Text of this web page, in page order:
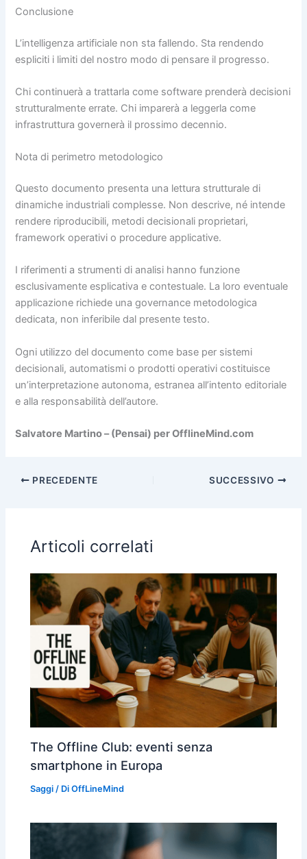
Conclusione
L’intelligenza artificiale non sta fallendo. Sta rendendo
espliciti i limiti del nostro modo di pensare il progresso.
Chi continuerà a trattarla come software prenderà decisioni
strutturalmente errate. Chi imparerà a leggerla come
infrastruttura governerà il prossimo decennio.
Nota di perimetro metodologico
Questo documento presenta una lettura strutturale di
dinamiche industriali complesse. Non descrive, né intende
rendere riproducibili, metodi decisionali proprietari,
framework operativi o procedure applicative.
I riferimenti a strumenti di analisi hanno funzione
esclusivamente esplicativa e contestuale. La loro eventuale
applicazione richiede una governance metodologica
dedicata, non inferibile dal presente testo.
Ogni utilizzo del documento come base per sistemi
decisionali, automatismi o prodotti operativi costituisce
un’interpretazione autonoma, estranea all’intento editoriale
e alla responsabilità dell’autore.
Salvatore Martino – (Pensai) per OfflineMind.com
PRECEDENTE SUCCESSIVO
Articoli correlati
The Offline Club: eventi senza
smartphone in Europa
Saggi / DiOffLineMind